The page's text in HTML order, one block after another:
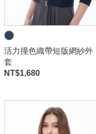
活力撞色織帶短版網紗外
套
NT$1,680